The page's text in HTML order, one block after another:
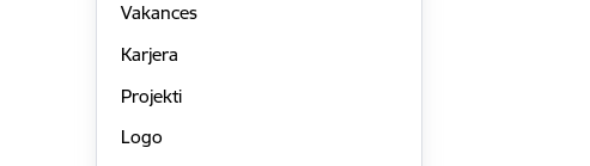
Vakances
Karjera
Projekti
Logo